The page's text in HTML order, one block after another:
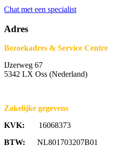
Chat met een specialist
Adres
Bezoekadres & Service Centre
IJzerweg 67
5342 LX Oss (Nederland)
Zakelijke gegevens
KVK: 16068373
BTW: NL801703207B01